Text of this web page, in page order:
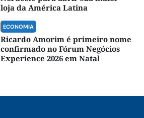
loja da América Latina
ECONOMIA
Ricardo Amorim é primeiro nome
confirmado no Fórum Negócios
Experience 2026 em Natal